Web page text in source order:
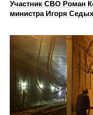
Участник СВО Роман
министра Игоря Седых